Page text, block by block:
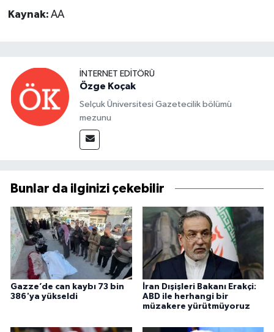
Kaynak: AA
İNTERNET EDITÖRÜ
Özge Koçak
Selçuk Üniversitesi Gazetecilik bölümü
mezunu
Bunlar da ilginizi çekebilir
Gazze’de can kaybı 73 bin
386'ya yükseldi
İran Dışişleri Bakanı Erakçi:
ABD ile herhangi bir
müzakere yürütmüyoruz